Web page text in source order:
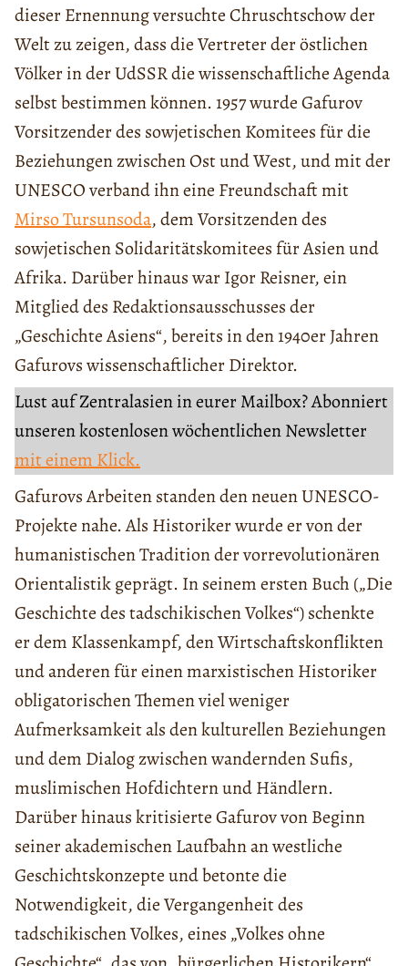
dieser Ernennung versuchte Chruschtschow der
Welt zu zeigen, dass die Vertreter der östlichen
Völker in der UdSSR die wissenschaftliche Agenda
selbst bestimmen können. 1957 wurde Gafurov
Vorsitzender des sowjetischen Komitees für die
Beziehungen zwischen Ost und West, und mit der
UNESCO verband ihn eine Freundschaft mit
Mirso Tursunsoda, dem Vorsitzenden des
sowjetischen Solidaritätskomitees für Asien und
Afrika. Darüber hinaus war Igor Reisner, ein
Mitglied des Redaktionsausschusses der
„Geschichte Asiens“, bereits in den 1940er Jahren
Gafurovs wissenschaftlicher Direktor.
Lust auf Zentralasien in eurer Mailbox? Abonniert
unseren kostenlosen wöchentlichen Newsletter
mit einem Klick.
Gafurovs Arbeiten standen den neuen UNESCO-
Projekte nahe. Als Historiker wurde er von der
humanistischen Tradition der vorrevolutionären
Orientalistik geprägt. In seinem ersten Buch („Die
Geschichte des tadschikischen Volkes“) schenkte
er dem Klassenkampf, den Wirtschaftskonflikten
und anderen für einen marxistischen Historiker
obligatorischen Themen viel weniger
Aufmerksamkeit als den kulturellen Beziehungen
und dem Dialog zwischen wandernden Sufis,
muslimischen Hofdichtern und Händlern.
Darüber hinaus kritisierte Gafurov von Beginn
seiner akademischen Laufbahn an westliche
Geschichtskonzepte und betonte die
Notwendigkeit, die Vergangenheit des
tadschikischen Volkes, eines „Volkes ohne